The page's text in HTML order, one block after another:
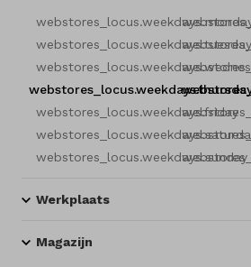
webstores_locus.weekdays.tuesday
webstores_locus.weekdays.friday
webstores_locus.weekdays.sunday
Werkplaats
Magazijn